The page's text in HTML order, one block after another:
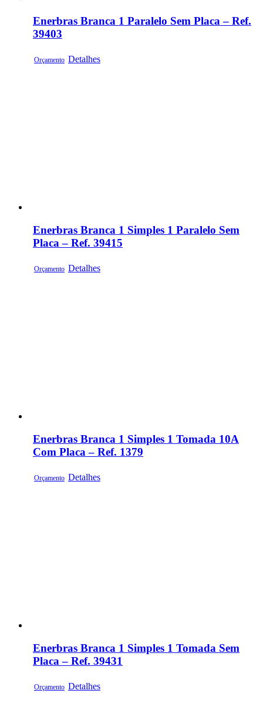
Enerbras Branca 1 Paralelo Sem Placa – Ref.
39403
Orçamento Detalhes
Enerbras Branca 1 Simples 1 Paralelo Sem
Placa – Ref. 39415
Orçamento Detalhes
Enerbras Branca 1 Simples 1 Tomada 10A
Com Placa – Ref. 1379
Orçamento Detalhes
Enerbras Branca 1 Simples 1 Tomada Sem
Placa – Ref. 39431
Orçamento Detalhes